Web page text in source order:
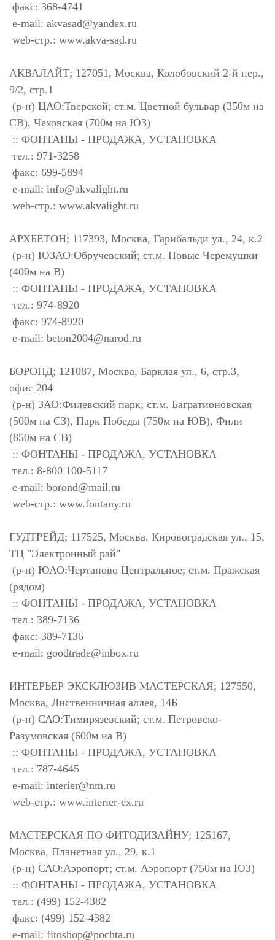
факс: 368-4741
e-mail: akvasad@yandex.ru
web-стр.: www.akva-sad.ru
АКВАЛАЙТ; 127051, Москва, Колобовский 2-й пер.,
9/2, стр.1
(р-н) ЦАО:Тверской; ст.м. Цветной бульвар (350м на
СВ), Чеховская (700м на ЮЗ)
:: ФОНТАНЫ - ПРОДАЖА, УСТАНОВКА
тел.: 971-3258
факс: 699-5894
e-mail: info@akvalight.ru
web-стр.: www.akvalight.ru
АРХБЕТОН; 117393, Москва, Гарибальди ул., 24, к.2
(р-н) ЮЗАО:Обручевский; ст.м. Новые Черемушки
(400м на В)
:: ФОНТАНЫ - ПРОДАЖА, УСТАНОВКА
тел.: 974-8920
факс: 974-8920
e-mail: beton2004@narod.ru
БОРОНД; 121087, Москва, Барклая ул., 6, стр.3,
офис 204
(р-н) ЗАО:Филевский парк; ст.м. Багратионовская
(500м на СЗ), Парк Победы (750м на ЮВ), Фили
(850м на СВ)
:: ФОНТАНЫ - ПРОДАЖА, УСТАНОВКА
тел.: 8-800 100-5117
e-mail: borond@mail.ru
web-стр.: www.fontany.ru
ГУДТРЕЙД; 117525, Москва, Кировоградская ул., 15,
ТЦ "Электронный рай"
(р-н) ЮАО:Чертаново Центральное; ст.м. Пражская
(рядом)
:: ФОНТАНЫ - ПРОДАЖА, УСТАНОВКА
тел.: 389-7136
факс: 389-7136
e-mail: goodtrade@inbox.ru
ИНТЕРЬЕР ЭКСКЛЮЗИВ МАСТЕРСКАЯ; 127550,
Москва, Лиственничная аллея, 14Б
(р-н) САО:Тимирязевский; ст.м. Петровско-
Разумовская (600м на В)
:: ФОНТАНЫ - ПРОДАЖА, УСТАНОВКА
тел.: 787-4645
e-mail: interier@nm.ru
web-стр.: www.interier-ex.ru
МАСТЕРСКАЯ ПО ФИТОДИЗАЙНУ; 125167,
Москва, Планетная ул., 29, к.1
(р-н) САО:Аэропорт; ст.м. Аэропорт (750м на ЮЗ)
:: ФОНТАНЫ - ПРОДАЖА, УСТАНОВКА
тел.: (499) 152-4382
факс: (499) 152-4382
e-mail: fitoshop@pochta.ru